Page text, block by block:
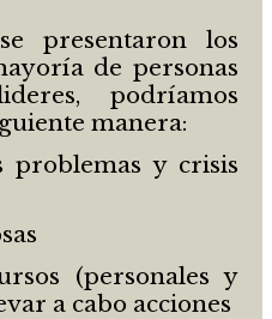
presentaron los
de personas
podríamos
manera:
problemas y crisis
(personales y
a cabo acciones